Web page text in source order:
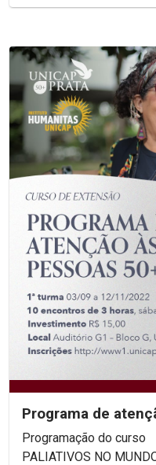
Programa de
Programação do curso HISTÓRIA DOS CUIDADOS
PALIATIVOS NO MUNDO E